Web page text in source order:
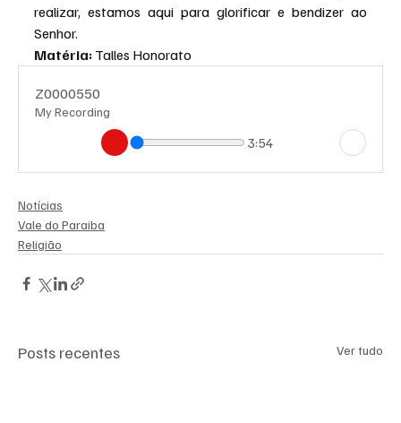
realizar, estamos aqui para glorificar e bendizer ao
Senhor.
Matéria: Talles Honorato
Z0000550
My Recording
3:54
Notícias
Vale do Paraiba
Religião
Posts recentes Ver tudo